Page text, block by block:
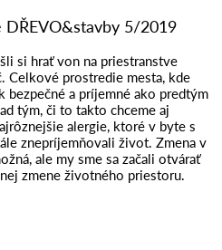
DŘEVO&stavby 5/2019
si hrať von na priestranstve
Celkové prostredie mesta, kde
bezpečné a príjemné ako predtým
tým, či to takto chceme aj
alergie, ktoré v byte s
znepríjemňovali život. Zmena v
ale my sme sa začali otvárať
zmene životného priestoru.